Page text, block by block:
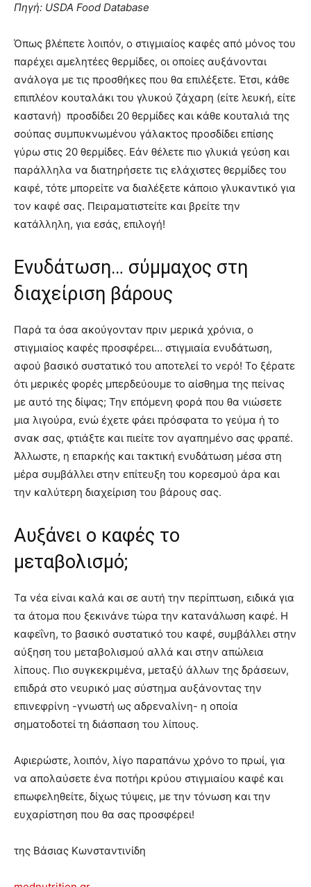
Πηγή: USDA Food Database
Όπως βλέπετε λοιπόν, ο στιγμιαίος καφές από μόνος του
παρέχει αμελητέες θερμίδες, οι οποίες αυξάνονται
ανάλογα με τις προσθήκες που θα επιλέξετε. Έτσι, κάθε
επιπλέον κουταλάκι του γλυκού ζάχαρη (είτε λευκή, είτε
καστανή) προσδίδει 20 θερμίδες και κάθε κουταλιά της
σούπας συμπυκνωμένου γάλακτος προσδίδει επίσης
γύρω στις 20 θερμίδες. Εάν θέλετε πιο γλυκιά γεύση και
παράλληλα να διατηρήσετε τις ελάχιστες θερμίδες του
καφέ, τότε μπορείτε να διαλέξετε κάποιο γλυκαντικό για
τον καφέ σας. Πειραματιστείτε και βρείτε την
κατάλληλη, για εσάς, επιλογή!
Ενυδάτωση… σύμμαχος στη
διαχείριση βάρους
Παρά τα όσα ακούγονταν πριν μερικά χρόνια, ο
στιγμιαίος καφές προσφέρει… στιγμιαία ενυδάτωση,
αφού βασικό συστατικό του αποτελεί το νερό! Το ξέρατε
ότι μερικές φορές μπερδεύουμε το αίσθημα της πείνας
με αυτό της δίψας; Την επόμενη φορά που θα νιώσετε
μια λιγούρα, ενώ έχετε φάει πρόσφατα το γεύμα ή το
σνακ σας, φτιάξτε και πιείτε τον αγαπημένο σας φραπέ.
Άλλωστε, η επαρκής και τακτική ενυδάτωση μέσα στη
μέρα συμβάλλει στην επίτευξη του κορεσμού άρα και
την καλύτερη διαχείριση του βάρους σας.
Αυξάνει ο καφές το
μεταβολισμό;
Τα νέα είναι καλά και σε αυτή την περίπτωση, ειδικά για
τα άτομα που ξεκινάνε τώρα την κατανάλωση καφέ. Η
καφεΐνη, το βασικό συστατικό του καφέ, συμβάλλει στην
αύξηση του μεταβολισμού αλλά και στην απώλεια
λίπους. Πιο συγκεκριμένα, μεταξύ άλλων της δράσεων,
επιδρά στο νευρικό μας σύστημα αυξάνοντας την
επινεφρίνη -γνωστή ως αδρεναλίνη- η οποία
σηματοδοτεί τη διάσπαση του λίπους.
Αφιερώστε, λοιπόν, λίγο παραπάνω χρόνο το πρωί, για
να απολαύσετε ένα ποτήρι κρύου στιγμιαίου καφέ και
επωφεληθείτε, δίχως τύψεις, με την τόνωση και την
ευχαρίστηση που θα σας προσφέρει!
της Βάσιας Κωνσταντινίδη